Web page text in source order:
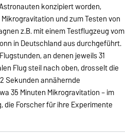
konzipiert worden,
und zum Testen von
z.B. mit einem Testflugzeug vom
in Deutschland aus durchgeführt.
an denen jeweils 31
Flug steil nach oben, drosselt die
Sekunden annähernde
35 Minuten Mikrogravitation – im
die Forscher für ihre Experimente